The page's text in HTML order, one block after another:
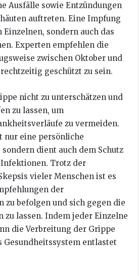
Ausfälle sowie Entzündungen
auftreten. Eine Impfung
sondern auch das
Experten empfehlen die
zwischen Oktober und
geschützt zu sein.
nicht zu unterschätzen und
zu lassen, um
zu vermeiden.
nur eine persönliche
dient auch dem Schutz
Trotz der
vieler Menschen ist es
der
zu befolgen und sich gegen die
zu lassen. Indem jeder Einzelne
die Verbreitung der Grippe
Gesundheitssystem entlastet